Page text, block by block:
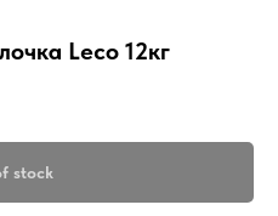
Leco 12кг
stock